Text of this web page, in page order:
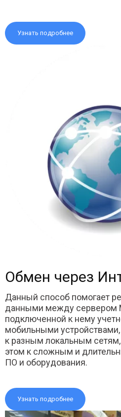
Узнать подробнее
Обмен через
Данный способ помогает
данными между сервером
подключенной к нему
мобильными
к разным локальным сетям,
этом к сложным и
ПО и оборудования.
Узнать подробнее